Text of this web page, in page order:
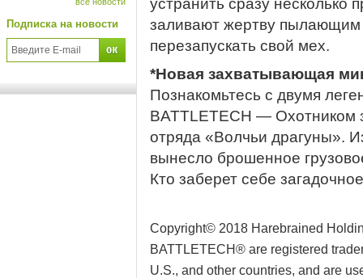
Подписка на новости
устранить сразу несколько
заливают жертву пылающим
перезапускать свой мех.
*Новая захватывающая
Познакомьтесь с двумя
BATTLETECH — Охотником
отряда «Волчьи драгуны».
вынесло брошенное
Кто заберет себе
Copyright© 2018 Harebrained
BATTLETECH® are registered
U.S., and other countries, and are